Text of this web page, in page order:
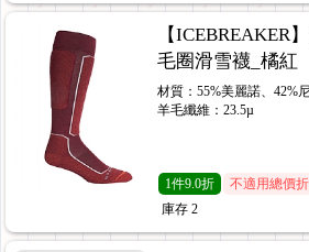
【ICEBREAKER
毛圈滑雪襪_橘紅
材質：55%美麗諾、42%
羊毛纖維：23.5µ
1件9.0折
不適用總價
庫存 2